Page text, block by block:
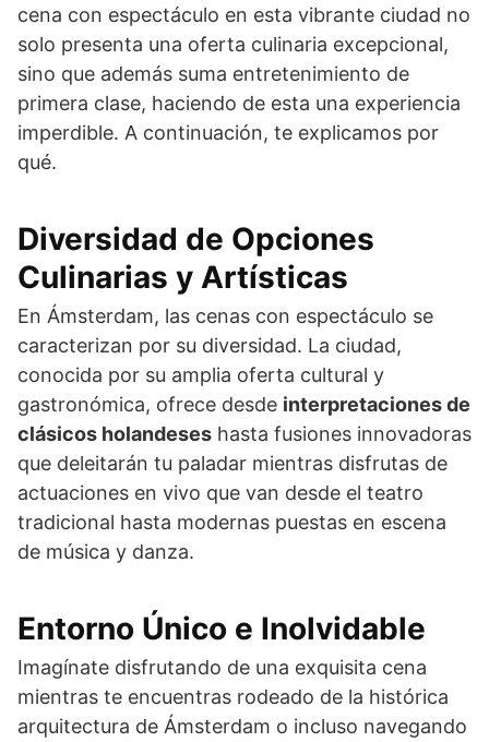
cena con espectáculo en esta vibrante ciudad no
solo presenta una oferta culinaria excepcional,
sino que además suma entretenimiento de
primera clase, haciendo de esta una experiencia
imperdible. A continuación, te explicamos por
qué.
Diversidad de Opciones
Culinarias y Artísticas
En Ámsterdam, las cenas con espectáculo se
caracterizan por su diversidad. La ciudad,
conocida por su amplia oferta cultural y
gastronómica, ofrece desde interpretaciones de
clásicos holandeses hasta fusiones innovadoras
que deleitarán tu paladar mientras disfrutas de
actuaciones en vivo que van desde el teatro
tradicional hasta modernas puestas en escena
de música y danza.
Entorno Único e Inolvidable
Imagínate disfrutando de una exquisita cena
mientras te encuentras rodeado de la histórica
arquitectura de Ámsterdam o incluso navegando